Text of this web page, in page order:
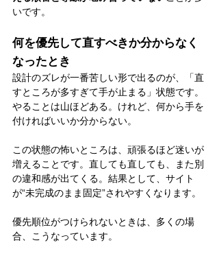
いです。
何を優先して直すべきか分からなく
なったとき
設計のズレが一番苦しい形で出るのが、「直
すところが多すぎて手が止まる」状態です。
やることは山ほどある。けれど、何から手を
付ければいいか分からない。
この状態の怖いところは、頑張るほど迷いが
増えることです。直しても直しても、また別
の違和感が出てくる。結果として、サイト
が“未完成のまま固定”されやすくなります。
優先順位がつけられないときは、多くの場
合、こうなっています。